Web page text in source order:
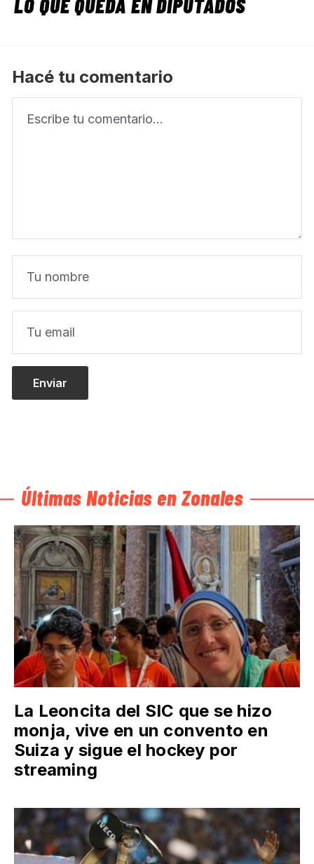
Hacé tu comentario
Últimas Noticias en Zonales
La Leoncita del SIC que se hizo
monja, vive en un convento en
Suiza y sigue el hockey por
streaming